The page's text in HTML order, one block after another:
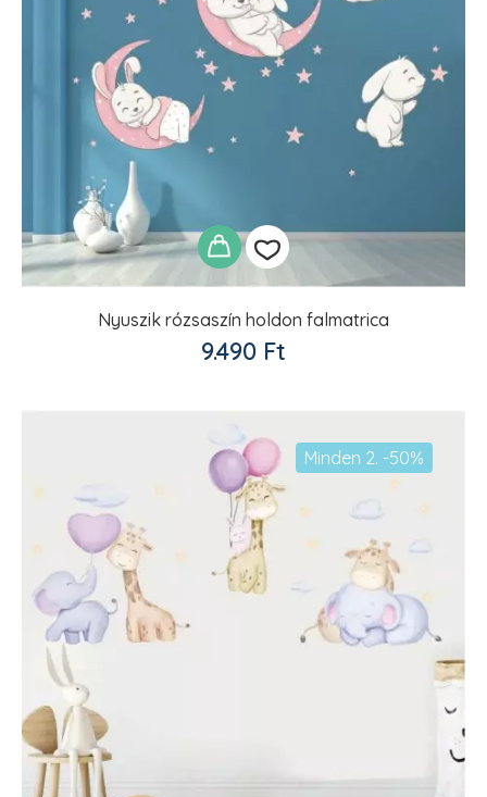
Nyuszik rózsaszín holdon falmatrica
9.490 Ft
Kedvencekhez
Minden 2. -50%